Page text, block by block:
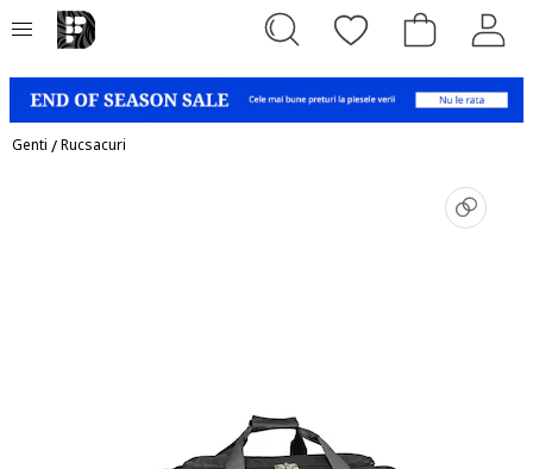
Genti /Rucsacuri